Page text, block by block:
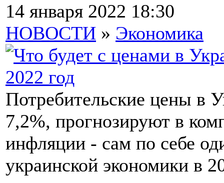
14 января 2022 18:30
НОВОСТИ » Экономика
Потребительские цены в
7,2%, прогнозируют в
инфляции - сам по себе
украинской экономики в